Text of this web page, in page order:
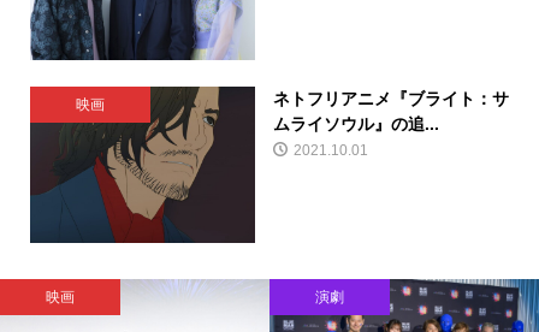
映画
ネトフリアニメ『ブライト：サ
ムライソウル』の追...
2021.10.01
映画 演劇